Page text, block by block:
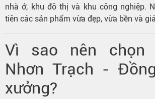
nhà ở, khu đô thị và khu công nghiệp.
tiên các sản phẩm vừa đẹp, vừa bền và
Vì sao nên chọn
Nhơn Trạch -
xưởng?